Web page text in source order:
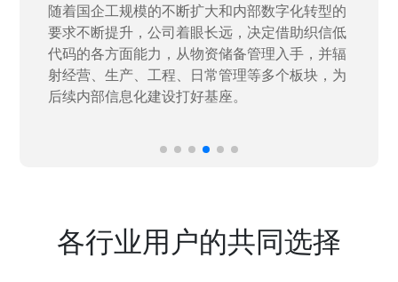
随着国企工规模的不断扩大和内部数字化转型的
要求不断提升，公司着眼长远，决定借助织信低
代码的各方面能力，从物资储备管理入手，并辐
射经营、生产、工程、日常管理等多个板块，为
后续内部信息化建设打好基座。
各行业用户的共同选择